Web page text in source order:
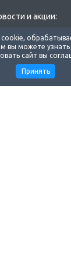
и акции:
cookie,
вы можете узнать
сайт вы
Принять